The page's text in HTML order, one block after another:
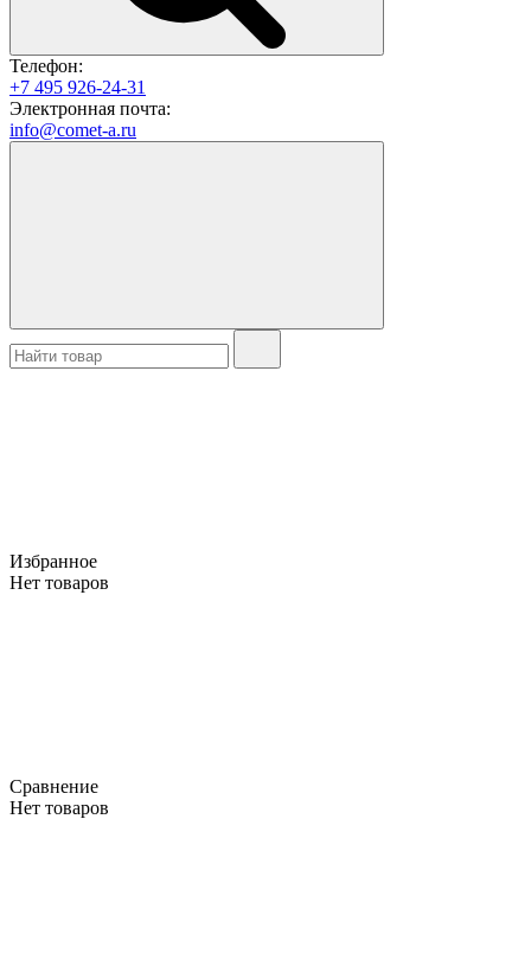
Телефон:
+7 495 926-24-31
Электронная почта:
info@comet-a.ru
Избранное
Нет товаров
Сравнение
Нет товаров